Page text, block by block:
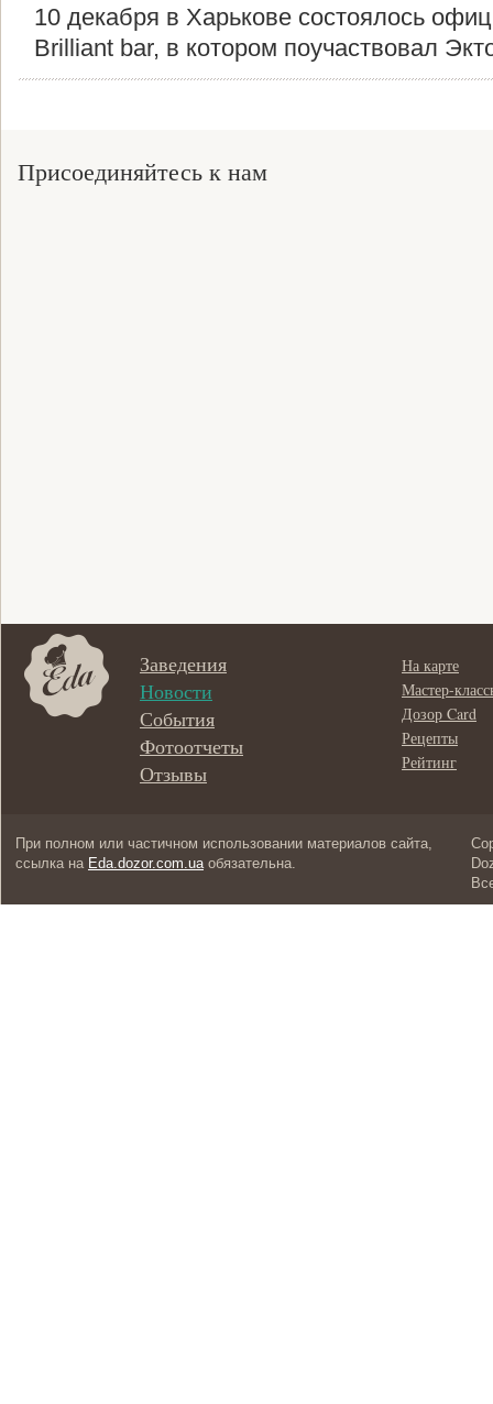
10 декабря в Харькове состоялось
Brilliant bar, в котором поучаствовал
Присоединяйтесь к нам
Заведения
Новости
События
Фотоотчеты
Отзывы
На карте
Мастер-
Дозор Card
Рецепты
Рейтинг
При полном или частичном использовании материалов сайта,
ссылка на Eda.dozor.com.uaобязательна.